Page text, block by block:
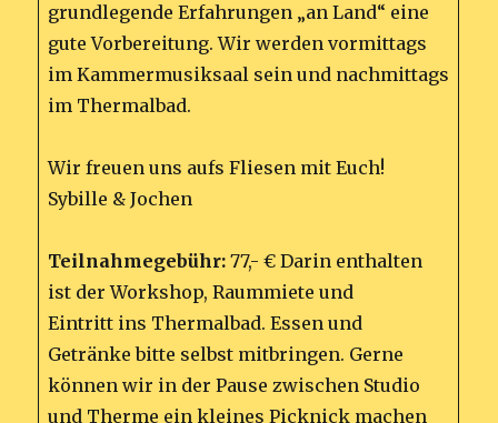
grundlegende Erfahrungen „an Land“ eine
gute Vorbereitung. Wir werden vormittags
im Kammermusiksaal sein und nachmittags
im Thermalbad.
Wir freuen uns aufs Fliesen mit Euch!
Sybille & Jochen
Teilnahmegebühr: 77,- € Darin enthalten
ist der Workshop, Raummiete und
Eintritt ins Thermalbad. Essen und
Getränke bitte selbst mitbringen. Gerne
können wir in der Pause zwischen Studio
und Therme ein kleines Picknick machen